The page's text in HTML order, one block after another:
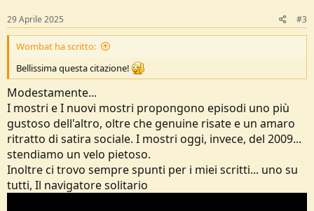
s
:
29 Aprile 2025 #3
Wombat ha scritto:
Bellissima questa citazione!
Modestamente...
I mostri e I nuovi mostri propongono episodi uno più
gustoso dell'altro, oltre che genuine risate e un amaro
ritratto di satira sociale. I mostri oggi, invece, del 2009...
stendiamo un velo pietoso.
Inoltre ci trovo sempre spunti per i miei scritti... uno su
tutti, Il navigatore solitario